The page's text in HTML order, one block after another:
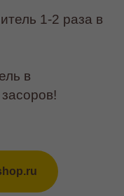
1-2 раза в
в